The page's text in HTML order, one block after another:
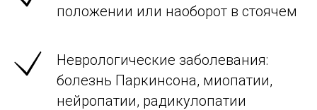
положении или наоборот в стоячем
Неврологические заболевания:
болезнь Паркинсона, миопатии,
нейропатии, радикулопатии